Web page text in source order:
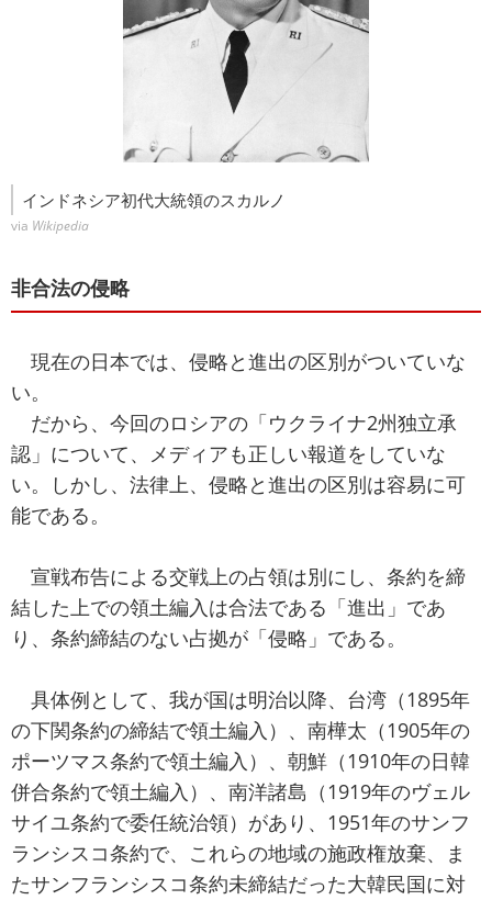
インドネシア初代大統領のスカルノ
via Wikipedia
非合法の侵略
現在の日本では、侵略と進出の区別がついていな
い。
だから、今回のロシアの「ウクライナ2州独立承
認」について、メディアも正しい報道をしていな
い。しかし、法律上、侵略と進出の区別は容易に可
能である。
宣戦布告による交戦上の占領は別にし、条約を締
結した上での領土編入は合法である「進出」であ
り、条約締結のない占拠が「侵略」である。
具体例として、我が国は明治以降、台湾（1895年
の下関条約の締結で領土編入）、南樺太（1905年の
ポーツマス条約で領土編入）、朝鮮（1910年の日韓
併合条約で領土編入）、南洋諸島（1919年のヴェル
サイユ条約で委任統治領）があり、1951年のサンフ
ランシスコ条約で、これらの地域の施政権放棄、ま
たサンフランシスコ条約未締結だった大韓民国に対